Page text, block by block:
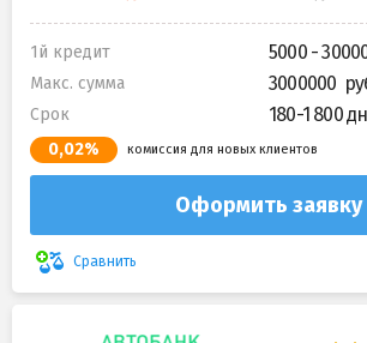
1й кредит 5000 -
Макс. сумма 3000000
Срок 180-1 800
0,02% комиссия для новых клиентов
Оформить заявку
Сравнить